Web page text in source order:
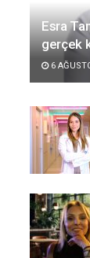
Esra
gerçek
6